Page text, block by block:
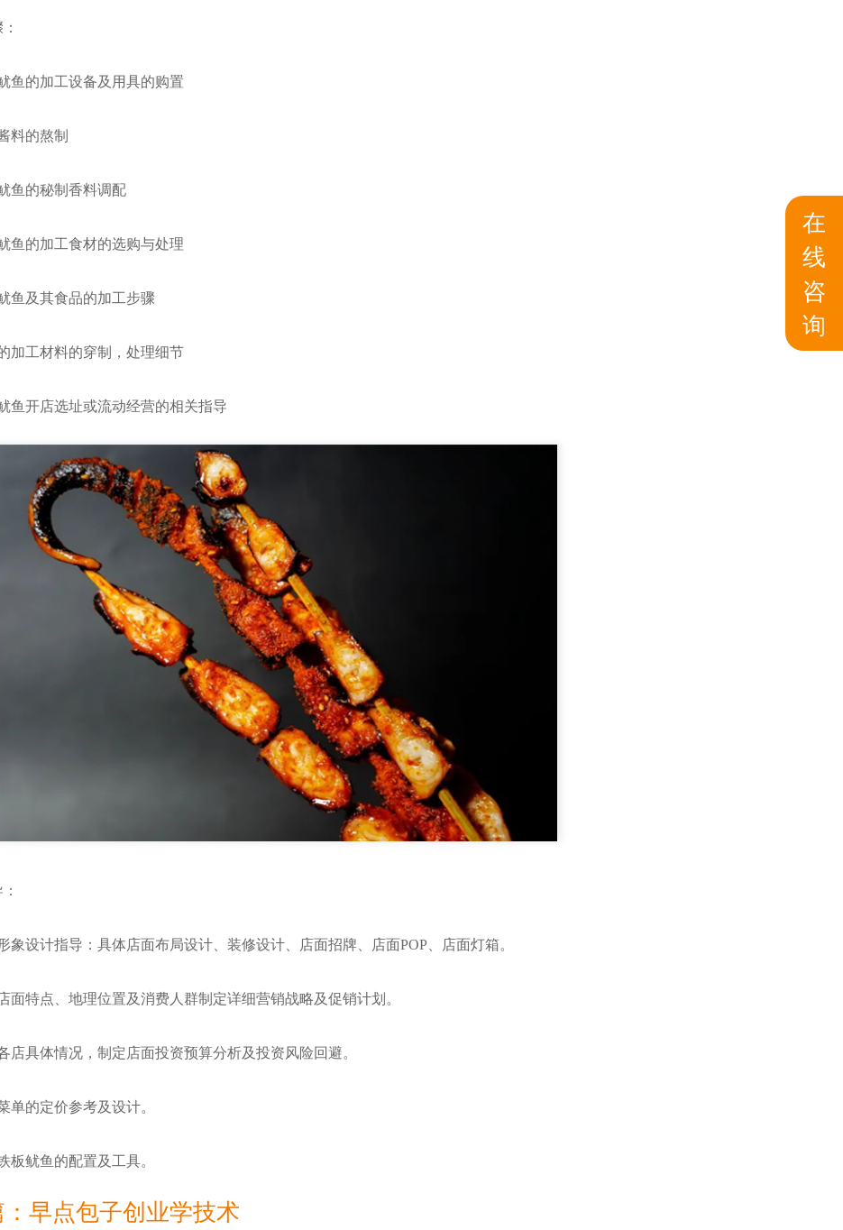
的加工设备及用具的购置
的熬制
的秘制香料调配
的加工食材的选购与处理
及其食品的加工步骤
工材料的穿制，处理细节
开店选址或流动经营的相关指导
设计指导：具体店面布局设计、装修设计、店面招牌、店面POP、店面灯箱。
特点、地理位置及消费人群制定详细营销战略及促销计划。
具体情况，制定店面投资预算分析及投资风险回避。
的定价参考及设计。
鱿鱼的配置及工具。
早点包子创业学技术
在
线
咨
询